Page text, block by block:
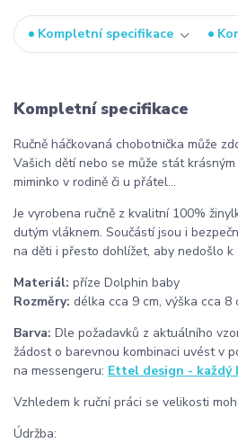
Kompletní specifikace
Kompletní specifikace
Ručně háčkovaná chobotnička může
Vašich dětí nebo se může stát
miminko v rodině či u přátel...
Je vyrobena ručně z kvalitní 100%
dutým vláknem. Součástí jsou i
na děti i přesto dohlížet, aby nedošlo k
Materiál: příze Dolphin baby
Rozměry: délka cca 9 cm, výška cca 8
Barva: Dle požadavků z aktuálního
žádost o barevnou kombinaci uvést v
na messengeru: Ettel design - každý
Vzhledem k ruční práci se velikosti
Údržba: